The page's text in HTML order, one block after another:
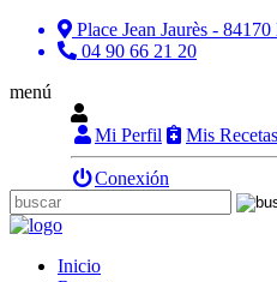
Place Jean Jaurès -
04 90 66 21 20
menú
Mi Perfil Mis Recetas
Conexión
Inicio